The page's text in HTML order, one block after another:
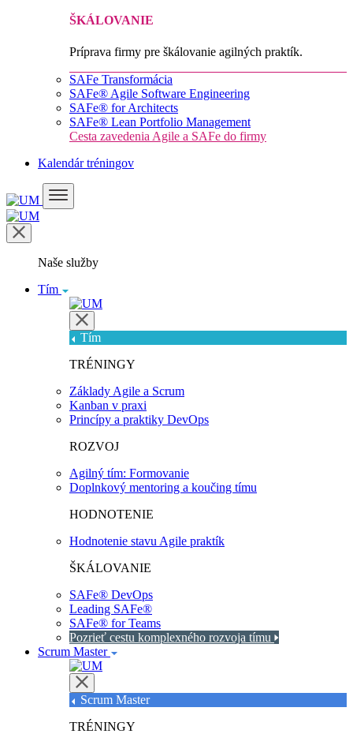
ŠKÁLOVANIE
Príprava firmy pre škálovanie agilných praktík.
SAFe Transformácia
SAFe® Agile Software Engineering
SAFe® for Architects
SAFe® Lean Portfolio Management
Cesta zavedenia Agile a SAFe do firmy
Kalendár tréningov
Naše služby
Tím
Tím
TRÉNINGY
Základy Agile a Scrum
Kanban v praxi
Princípy a praktiky DevOps
ROZVOJ
Agilný tím: Formovanie
Doplnkový mentoring a koučing tímu
HODNOTENIE
Hodnotenie stavu Agile praktík
ŠKÁLOVANIE
SAFe® DevOps
Leading SAFe®
SAFe® for Teams
Pozrieť cestu komplexného rozvoja tímu
Scrum Master
Scrum Master
TRÉNINGY